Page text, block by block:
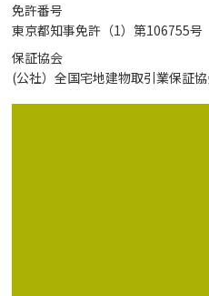
免許番号
東京都知事免許（1）第106755号
保証協会
(公社）全国宅地建物取引業保証